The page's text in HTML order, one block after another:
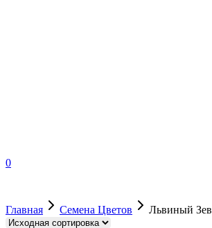
0
Главная Семена Цветов Львиный Зев